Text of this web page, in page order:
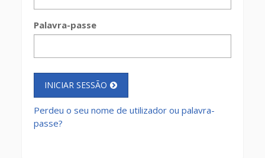
Palavra-passe
INICIAR SESSÃO
Perdeu o seu nome de utilizador ou palavra-
passe?